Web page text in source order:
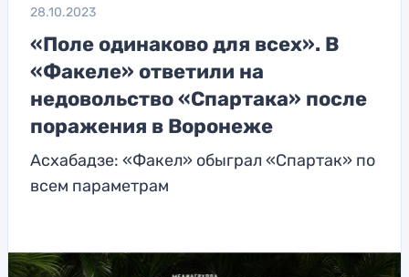
28.10.2023
«Поле одинаково для всех». В
«Факеле» ответили на
недовольство «Спартака» после
поражения в Воронеже
Асхабадзе: «Факел» обыграл «Спартак» по
всем параметрам